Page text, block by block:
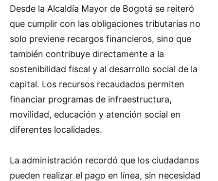
Desde la Alcaldía Mayor de Bogotá se reiteró
que cumplir con las obligaciones tributarias no
solo previene recargos financieros, sino que
también contribuye directamente a la
sostenibilidad fiscal y al desarrollo social de la
capital. Los recursos recaudados permiten
financiar programas de infraestructura,
movilidad, educación y atención social en
diferentes localidades.
La administración recordó que los ciudadanos
pueden realizar el pago en línea, sin necesidad